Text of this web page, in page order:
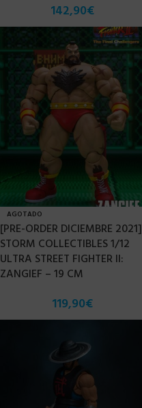
142,90€
AGOTADO
[PRE-ORDER DICIEMBRE 2021]
STORM COLLECTIBLES 1/12
ULTRA STREET FIGHTER II:
ZANGIEF – 19 CM
119,90€